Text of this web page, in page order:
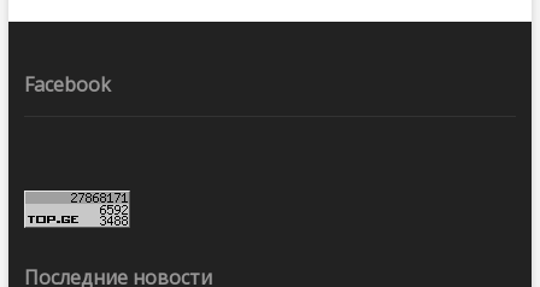
Facebook
Последние новости